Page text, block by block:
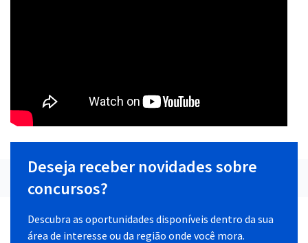
Deseja receber novidades sobre
concursos?
Descubra as oportunidades disponíveis dentro da sua
área de interesse ou da região onde você mora.